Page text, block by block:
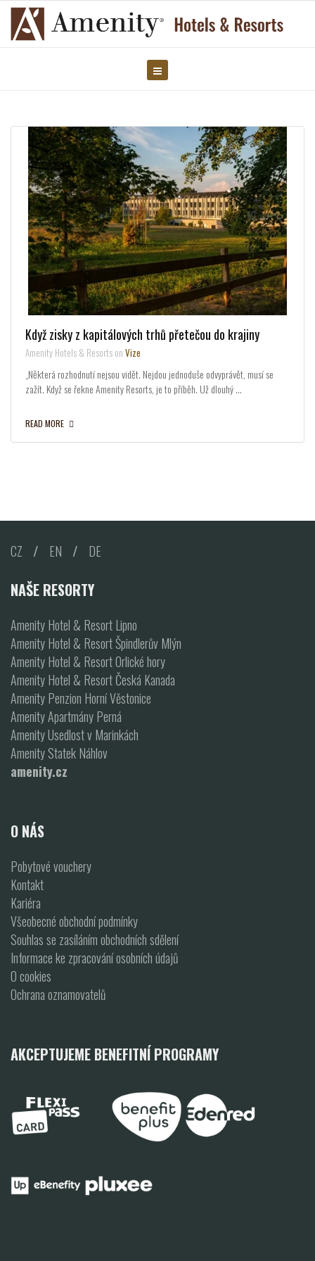
Když zisky z kapitálových trhů přetečou do krajiny
Amenity Hotels & Resorts on Vize
„Některá rozhodnutí nejsou vidět. Nejdou jednoduše odvyprávět, musí se
zažít. Když se řekne Amenity Resorts, je to příběh. Už dlouhý …
READ MORE
CZ / EN / DE
NAŠE RESORTY
Amenity Hotel & Resort Lipno
Amenity Hotel & Resort Špindlerův Mlýn
Amenity Hotel & Resort Orlické hory
Amenity Hotel & Resort Česká Kanada
Amenity Penzion Horní Věstonice
Amenity Apartmány Perná
Amenity Usedlost v Marinkách
Amenity Statek Náhlov
amenity.cz
O NÁS
Pobytové vouchery
Kontakt
Kariéra
Všeobecné obchodní podmínky
Souhlas se zasíláním obchodních sdělení
Informace ke zpracování osobních údajů
O cookies
Ochrana oznamovatelů
AKCEPTUJEME BENEFITNÍ PROGRAMY